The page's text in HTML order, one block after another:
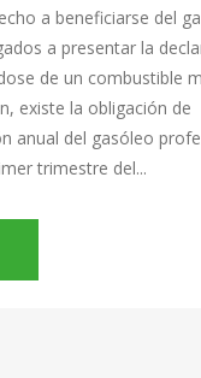
a beneficiarse del
a presentar la
de un combustible
existe la obligación de
anual del gasóleo
trimestre del...